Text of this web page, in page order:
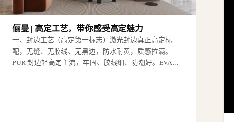
俪曼 | 高定工艺，带你感受高定魅力
一、封边工艺（高定第一标志）激光封边真正高定标
配，无缝、无胶线、无黑边，防水耐黄，质感拉满。
PUR 封边轻高定主流，牢固、胶线细、防潮好。EVA…